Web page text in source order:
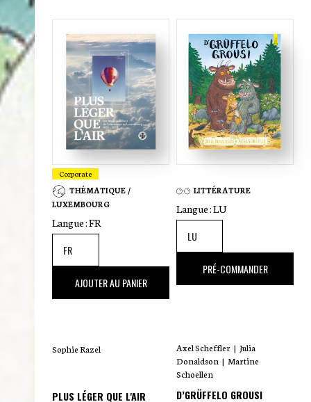
Corporate
THÉMATIQUE /
LUXEMBOURG
Langue :FR
,00 €
AJOUTER AU PANIER
Sophie Razel
PLUS LÉGER QUE L'AIR
LITTÉRATURE
Langue :LU
,00 €
PRÉ-COMMANDER
Axel Scheffler | Julia
Donaldson | Martine
Schoellen
D’GRÜFFELO GROUSI